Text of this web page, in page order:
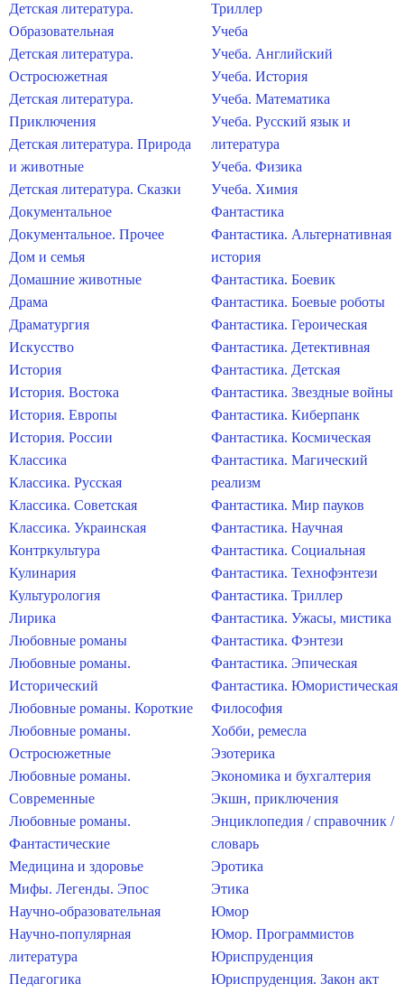
Детская литература.
Образовательная
Детская литература.
Остросюжетная
Детская литература.
Приключения
Детская литература. Природа
и животные
Детская литература. Сказки
Документальное
Документальное. Прочее
Дом и семья
Домашние животные
Драма
Драматургия
Искусство
История
История. Востока
История. Европы
История. России
Классика
Классика. Русская
Классика. Советская
Классика. Украинская
Контркультура
Кулинария
Культурология
Лирика
Любовные романы
Любовные романы.
Исторический
Любовные романы. Короткие
Любовные романы.
Остросюжетные
Любовные романы.
Современные
Любовные романы.
Фантастические
Медицина и здоровье
Мифы. Легенды. Эпос
Научно-образовательная
Научно-популярная
литература
Педагогика
Триллер
Учеба
Учеба. Английский
Учеба. История
Учеба. Математика
Учеба. Русский язык и
литература
Учеба. Физика
Учеба. Химия
Фантастика
Фантастика. Альтернативная
история
Фантастика. Боевик
Фантастика. Боевые роботы
Фантастика. Героическая
Фантастика. Детективная
Фантастика. Детская
Фантастика. Звездные войны
Фантастика. Киберпанк
Фантастика. Космическая
Фантастика. Магический
реализм
Фантастика. Мир пауков
Фантастика. Научная
Фантастика. Социальная
Фантастика. Технофэнтези
Фантастика. Триллер
Фантастика. Ужасы, мистика
Фантастика. Фэнтези
Фантастика. Эпическая
Фантастика. Юмористическая
Философия
Хобби, ремесла
Эзотерика
Экономика и бухгалтерия
Экшн, приключения
Энциклопедия / справочник /
словарь
Эротика
Этика
Юмор
Юмор. Программистов
Юриспруденция
Юриспруденция. Закон акт